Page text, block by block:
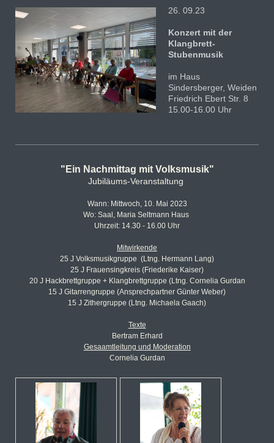
26. 09.23
Konzert mit der
Klangbrett-
Stubenmusik
im Haus
Sindersberger, Weiden
Friedrich Ebert Str. 8
15.00-16.00 Uhr
"Ein Nachmittag mit Volksmusik"
Jubiläums-Veranstaltung
Wann: Mittwoch, 10. Mai 2023
Wo: Saal, Maria Seltmann Haus
Uhrzeit: 14.30 - 16.00 Uhr
Mitwirkende
25 J Volksmusikgruppe (Ltng. Hermann Lang)
25 J Frauensingkreis (Friederike Kaiser)
20 J Hackbrettgruppe + Klangbrettgruppe (Ltng. Cornelia Gurdan
15 J Gitarrengruppe (Ansprechpartner Günter Weber)
15 J Zithergruppe (Ltng. Michaela Gaach)
Texte
Bertram Erhard
Gesaamtleitung und Moderation
Cornelia Gurdan